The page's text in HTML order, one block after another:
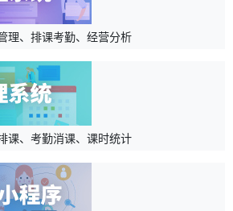
理、排课考勤、经营分析
课、考勤消课、课时统计